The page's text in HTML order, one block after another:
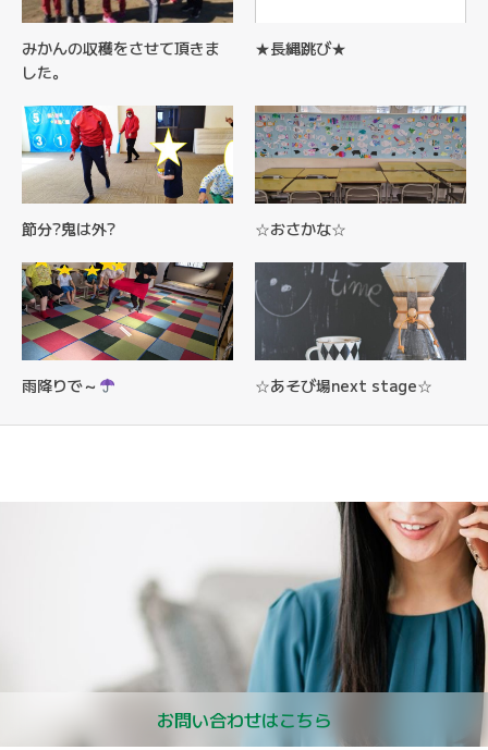
みかんの収穫をさせて頂きま
した。
★長縄跳び★
節分?鬼は外? ☆おさかな☆
雨降りで～ ☆あそび場next stage☆
お問い合わせはこちら